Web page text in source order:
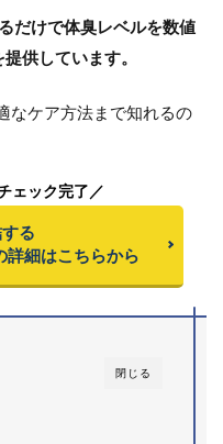
だけで体臭レベルを数値
供しています。
なケア方法まで知れるの
ェック完了／
る
細はこちらから
閉じる